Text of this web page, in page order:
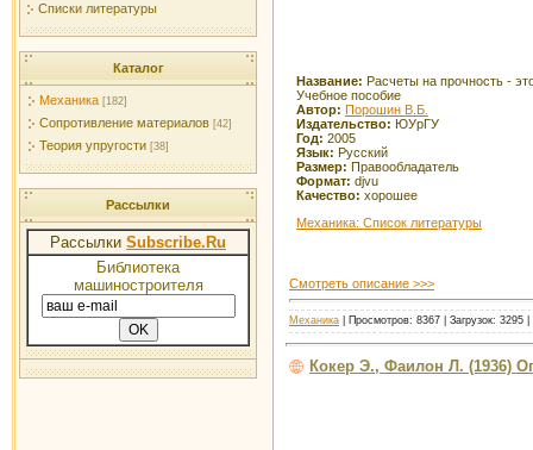
Списки литературы
Каталог
Механика [182]
Сопротивление материалов [42]
Теория упругости [38]
Рассылки
Рассылки Subscribe.Ru
Библиотека
машиностроителя
Название: Расчеты на прочность -
Учебное пособие
Автор: Порошин В.Б.
Издательство: ЮУрГУ
Год: 2005
Язык: Русский
Размер: Правообладатель
Формат: djvu
Качество: хорошее
Механика: Список литературы
Смотреть описание >>>
Механика | Просмотров: 8367 | Загрузок: 3295
Кокер Э., Фаилон Л. (1936)